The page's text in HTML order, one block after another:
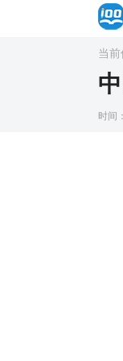
当前
时间